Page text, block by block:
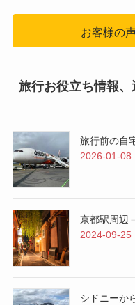
お客様の
旅行お役立ち情報、
旅行前の自
2026-01-08
京都駅周辺
2024-09-25
シドニーか